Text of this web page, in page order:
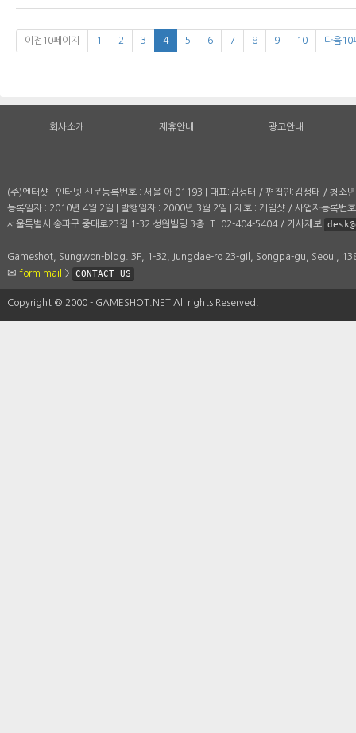
이전10페이지 1 2 3 4 5 6 7 8 9 10 다음10
회사소개 제휴안내 광고안내
(주)엔터샷 | 인터넷 신문등록번호 : 서울 아 01193 | 대표:김성태 / 편집인:김성태 / 청소
등록일자 : 2010년 4월 2일 | 발행일자 : 2000년 3월 2일 | 제호 : 게임샷 / 사업자등록번
서울특별시 송파구 중대로23길 1-32 성원빌딩 3층. T. 02-404-5404 / 기사제보
Gameshot, Sungwon-bldg. 3F, 1-32, Jungdae-ro 23-gil, Songpa-gu, Seoul,
form mail
> CONTACT US
Copyright ＠ 2000 - GAMESHOT.NET All rights Reserved.